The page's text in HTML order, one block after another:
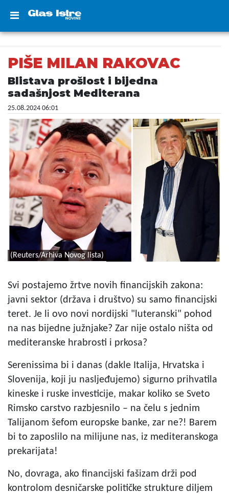
PIŠE MILAN RAKOVAC
Blistava prošlost i bijedna
sadašnjost Mediterana
25.08.2024 06:01
(Reuters/Arhiva Novog lista)
Svi postajemo žrtve novih financijskih zakona:
javni sektor (država i društvo) su samo financijski
teret. Je li ovo novi nordijski "luteranski" pohod
na nas bijedne južnjake? Zar nije ostalo ništa od
mediteranske hrabrosti i prkosa?
Serenissima bi i danas (dakle Italija, Hrvatska i
Slovenija, koji ju nasljeđujemo) sigurno prihvatila
kineske i ruske investicije, makar koliko se Sveto
Rimsko carstvo razbjesnilo – na čelu s jednim
Talijanom šefom europske banke, zar ne?! Barem
bi to zaposlilo na milijune nas, iz mediteranskoga
prekarijata!
No, dovraga, ako financijski fašizam drži pod
kontrolom desničarske političke strukture diljem